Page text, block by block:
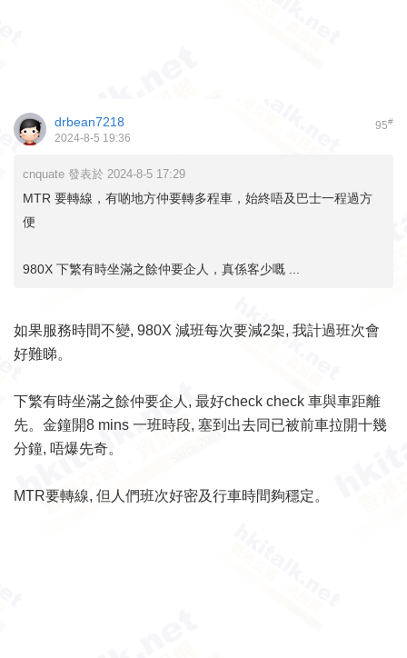
95#
drbean7218
2024-8-5 19:36
cnquate 發表於 2024-8-5 17:29
MTR 要轉線，有啲地方仲要轉多程車，始終唔及巴士一程過方
便
980X 下繁有時坐滿之餘仲要企人，真係客少嘅 ...
如果服務時間不變, 980X 減班每次要減2架, 我計過班次會
好難睇。
下繁有時坐滿之餘仲要企人, 最好check check 車與車距離
先。金鐘開8 mins 一班時段, 塞到出去同已被前車拉開十幾
分鐘, 唔爆先奇。
MTR要轉線, 但人們班次好密及行車時間夠穩定。